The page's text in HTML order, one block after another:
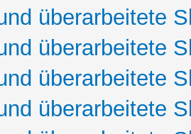
überarbeitete
überarbeitete
überarbeitete
überarbeitete